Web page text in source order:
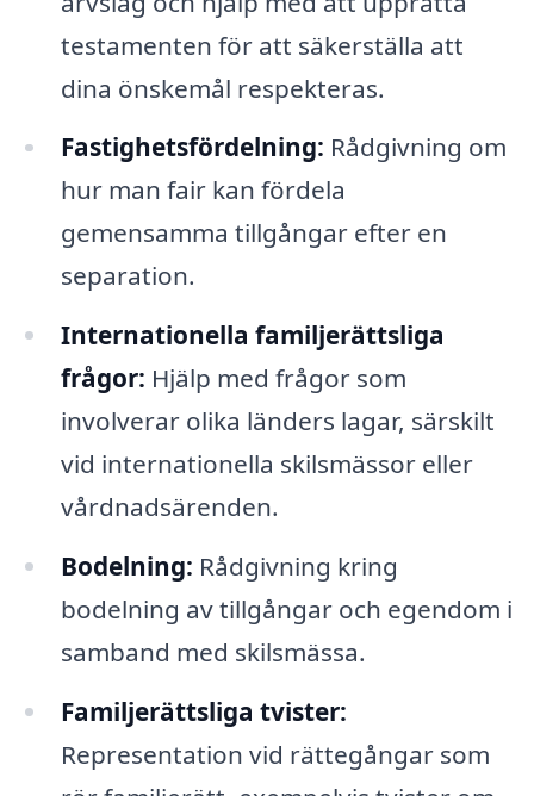
testamenten för att säkerställa att
dina önskemål respekteras.
Fastighetsfördelning: Rådgivning om
hur man fair kan fördela
gemensamma tillgångar efter en
separation.
Internationella familjerättsliga
frågor: Hjälp med frågor som
involverar olika länders lagar, särskilt
vid internationella skilsmässor eller
vårdnadsärenden.
Bodelning: Rådgivning kring
bodelning av tillgångar och egendom i
samband med skilsmässa.
Familjerättsliga tvister:
Representation vid rättegångar som